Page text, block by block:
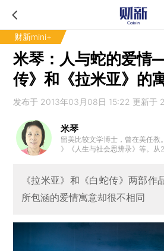
财新mini+
米琴：人与蛇的爱
传》和《拉米亚》的
发布于 2013年03月08日 15:22 更新于
米琴
留美比较文学博士，曾在美任
》《人生与社会思辨录》等。从
《拉米亚》和《白蛇传》两部作
所包涵的爱情寓意却很不相同